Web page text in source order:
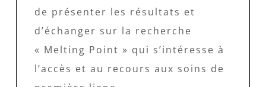
de présenter les résultats et
d’échanger sur la recherche
« Melting Point » qui s’intéresse à
l’accès et au recours aux soins de